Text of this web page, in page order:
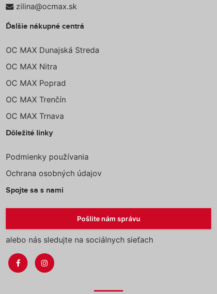
zilina@ocmax.sk
Ďalšie nákupné centrá
OC MAX Dunajská Streda
OC MAX Nitra
OC MAX Poprad
OC MAX Trenčín
OC MAX Trnava
Dôležité linky
Podmienky používania
Ochrana osobných údajov
Spojte sa s nami
Pošlite nám správu
alebo nás sledujte na sociálnych sieťach